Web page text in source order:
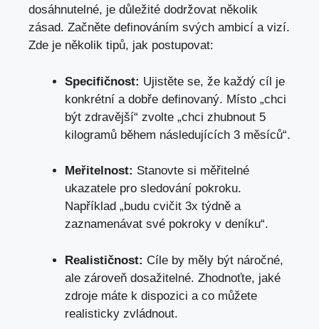
dosáhnutelné, je důležité dodržovat několik
zásad. Začněte definováním svých ambicí a vizí.
Zde je několik tipů, jak postupovat:
Specifičnost: Ujistěte se, že každý cíl je
konkrétní a dobře definovaný. Místo „chci
být zdravější“ zvolte „chci zhubnout 5
kilogramů během následujících 3 měsíců“.
Meřitelnost: Stanovte si měřitelné
ukazatele pro sledování pokroku.
Například „budu cvičit 3x týdně a
zaznamenávat své pokroky v deníku“.
Realističnost: Cíle by měly být náročné,
ale zároveň dosažitelné. Zhodnoťte, jaké
zdroje máte k dispozici a co můžete
realisticky zvládnout.